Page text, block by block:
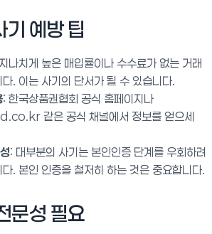
기 예방 팁
나치게 높은 매입률이나 수수료가 없는 거래
. 이는 사기의 단서가 될 수 있습니다.
: 한국상품권협회 공식 홈페이지나
같은 공식 채널에서 정보를 얻으세
: 대부분의 사기는 본인인증 단계를 우회하려
. 본인 인증을 철저히 하는 것은 중요합니다.
문성 필요